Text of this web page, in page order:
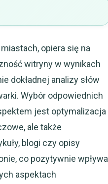
opiera się na
witryny w wynikach
dokładnej analizy słów
Wybór odpowiednich
jest optymalizacja
ale także
blogi czy opisy
co pozytywnie wpływa
aspektach